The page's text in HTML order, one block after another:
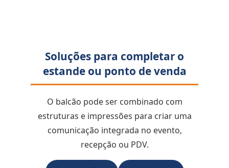
Soluções para completar o
estande ou ponto de venda
O balcão pode ser combinado com
estruturas e impressões para criar uma
comunicação integrada no evento,
recepção ou PDV.